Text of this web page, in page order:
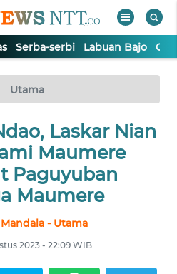
Serba-serbi Labuan Bajo
Utama
Laskar Nian
Maumere
Paguyuban
Maumere
- Utama
2023 - 22:09 WIB